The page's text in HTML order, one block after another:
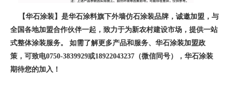
【华石涂装】是华石涂料旗下外墙仿石涂装品牌，诚邀加盟，与
全国各地加盟合作伙伴一起，致力于为新农村建设市场，提供一站
式整体涂装服务。 如需了解更多产品和服务、华石涂装加盟政
策，可致电0750-3839929或18922043237（微信同号），华石涂装
期待您的加入！